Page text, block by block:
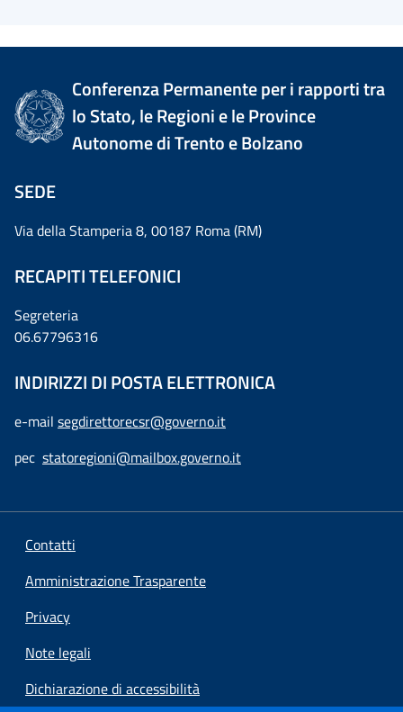
Conferenza Permanente per i rapporti tra
lo Stato, le Regioni e le Province
Autonome di Trento e Bolzano
SEDE
Via della Stamperia 8, 00187 Roma (RM)
RECAPITI TELEFONICI
Segreteria
06.67796316
INDIRIZZI DI POSTA ELETTRONICA
e-mail segdirettorecsr@governo.it
pec statoregioni@mailbox.governo.it
Contatti
Amministrazione Trasparente
Privacy
Note legali
Dichiarazione di accessibilità